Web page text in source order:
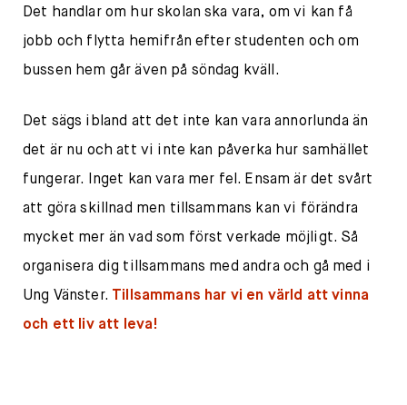
Det handlar om hur skolan ska vara, om vi kan få
jobb och flytta hemifrån efter studenten och om
bussen hem går även på söndag kväll.
Det sägs ibland att det inte kan vara annorlunda än
det är nu och att vi inte kan påverka hur samhället
fungerar. Inget kan vara mer fel. Ensam är det svårt
att göra skillnad men tillsammans kan vi förändra
mycket mer än vad som först verkade möjligt. Så
organisera dig tillsammans med andra och gå med i
Ung Vänster.
Tillsammans har vi en värld att vinna
och ett liv att leva!